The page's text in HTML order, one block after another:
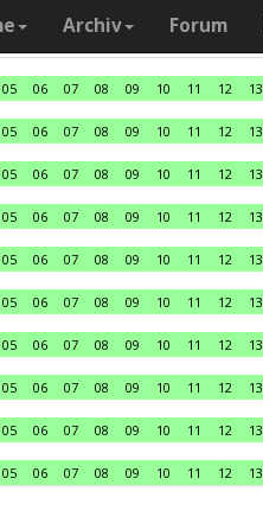
Archiv Forum
05 06 07 08 09 10 11 12 13
05 06 07 08 09 10 11 12 13
05 06 07 08 09 10 11 12 13
05 06 07 08 09 10 11 12 13
05 06 07 08 09 10 11 12 13
05 06 07 08 09 10 11 12 13
05 06 07 08 09 10 11 12 13
05 06 07 08 09 10 11 12 13
05 06 07 08 09 10 11 12 13
05 06 07 08 09 10 11 12 13